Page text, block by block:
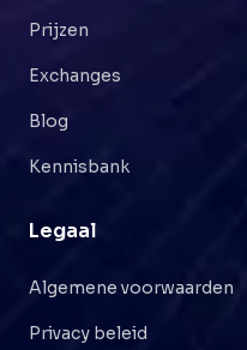
Prijzen
Exchanges
Blog
Kennisbank
Legaal
Algemene voorwaarden
Privacy beleid